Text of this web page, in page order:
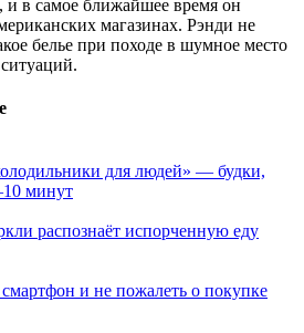
и в самое ближайшее время он
магазинах. Рэнди не
белье при походе в шумное место
для людей» — будки,
минут
распознаёт испорченную еду
и не пожалеть о покупке